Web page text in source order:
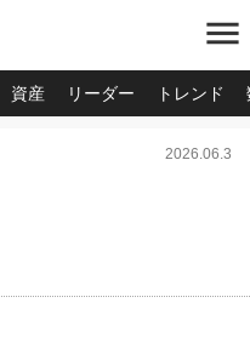
menu
資産 リーダー トレンド
2026.06.3